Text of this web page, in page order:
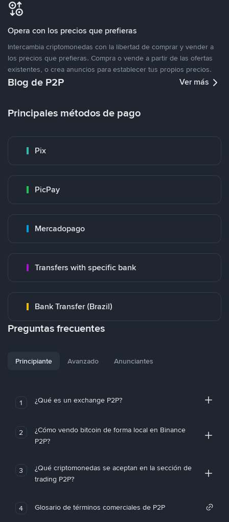
Opera con los precios que prefieras
Intercambia criptomonedas con la libertad de comprar y vender a
los precios que prefieras. Compra o vende a partir de las ofertas
existentes, o crea anuncios para establecer tus propios precios.
Blog de P2P Ver más
Principales métodos de pago
Pix
PicPay
Mercadopago
Transfers with specific bank
Bank Transfer (Brazil)
Preguntas frecuentes
Principiante Avanzado Anunciantes
1 ¿Qué es un exchange P2P?
2
¿Cómo vendo bitcoin de forma local en Binance
P2P?
3
¿Qué criptomonedas se aceptan en la sección de
trading P2P?
4 Glosario de términos comerciales de P2P